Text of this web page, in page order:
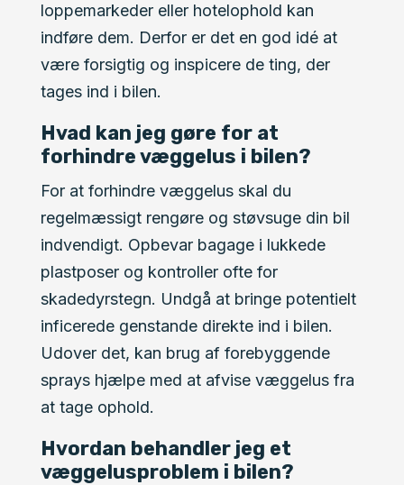
loppemarkeder eller hotelophold kan
indføre dem. Derfor er det en god idé at
være forsigtig og inspicere de ting, der
tages ind i bilen.
Hvad kan jeg gøre for at
forhindre væggelus i bilen?
For at forhindre væggelus skal du
regelmæssigt rengøre og støvsuge din bil
indvendigt. Opbevar bagage i lukkede
plastposer og kontroller ofte for
skadedyrstegn. Undgå at bringe potentielt
inficerede genstande direkte ind i bilen.
Udover det, kan brug af forebyggende
sprays hjælpe med at afvise væggelus fra
at tage ophold.
Hvordan behandler jeg et
væggelusproblem i bilen?